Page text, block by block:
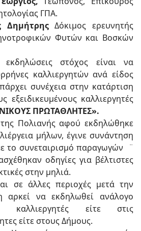
ΓΠΑ.
ΔημήτρηςΔόκιμος ερευνητής
Φυτών και Βοσκών
στόχος είναι να
καλλιεργητών ανά είδος
συνέχεια στην κατάρτιση
εξειδικευμένους καλλιεργητές
ΠΡΩΤΑΘΛΗΤΕΣ».
Πολιανής αφού εκδηλώθηκε
μήλων, έγινε συνάντηση
το συνεταιρισμό παραγωγών ¨
οδηγίες για βέλτιστες
στην μηλιά.
σε άλλες περιοχές μετά την
αρκεί να εκδηλωθεί ανάλογο
καλλιεργητές είτε στις
είτε στους Δήμους.